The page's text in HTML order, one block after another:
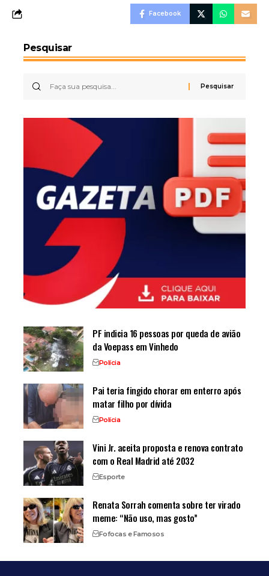
Facebook
Pesquisar
PF indicia 16 pessoas por queda de avião
da Voepass em Vinhedo
Polícia
Pai teria fingido chorar em enterro após
matar filho por dívida
Polícia
Vini Jr. aceita proposta e renova contrato
com o Real Madrid até 2032
Esporte
Renata Sorrah comenta sobre ter virado
meme: “Não uso, mas gosto”
Fofocas e Famosos